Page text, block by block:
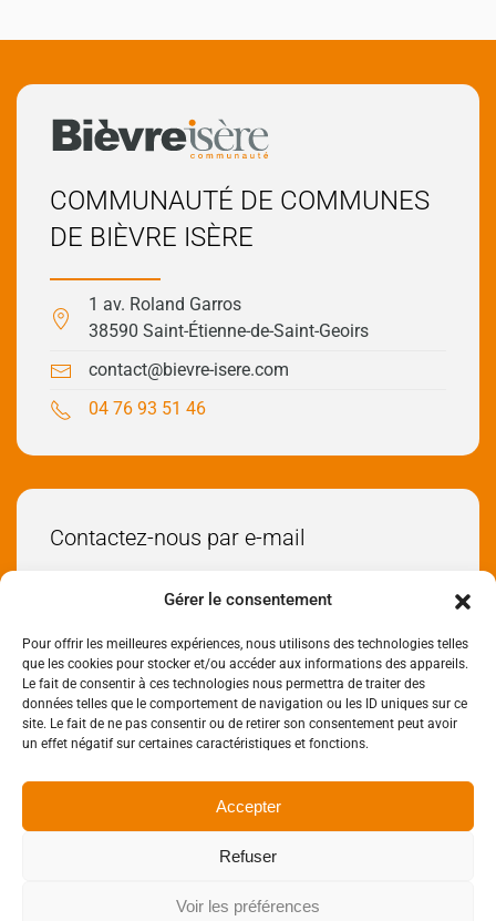
Gérer le consentement
Pour offrir les meilleures expériences, nous utilisons des technologies telles
que les cookies pour stocker et/ou accéder aux informations des appareils.
Le fait de consentir à ces technologies nous permettra de traiter des
données telles que le comportement de navigation ou les ID uniques sur ce
site. Le fait de ne pas consentir ou de retirer son consentement peut avoir
un effet négatif sur certaines caractéristiques et fonctions.
Accepter
Refuser
Voir les préférences
COMMUNAUTÉ DE COMMUNES
DE BIÈVRE ISÈRE
1 av. Roland Garros
38590 Saint-Étienne-de-Saint-Geoirs
contact@bievre-isere.com
04 76 93 51 46
Contactez-nous par e-mail
Envoyez-nous un e-mail
Réseaux sociaux
Données personnelles